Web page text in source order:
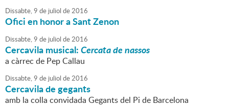
Dissabte,9 de juliol de2016
Ofici en honor a Sant Zenon
Dissabte,9 de juliol de2016
Cercavila musical:Cercata de nassos
a càrrec de Pep Callau
Dissabte,9 de juliol de2016
Cercavila de gegants
amb la colla convidada Gegants del Pi de Barcelona